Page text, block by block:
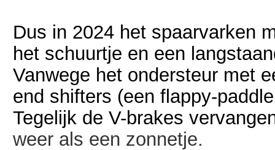
Dus in 2024 het spaarvarken
het schuurtje en een
Vanwege het ondersteur met
end shifters (een flappy-
Tegelijk de V-brakes
weer als een zonnetje.